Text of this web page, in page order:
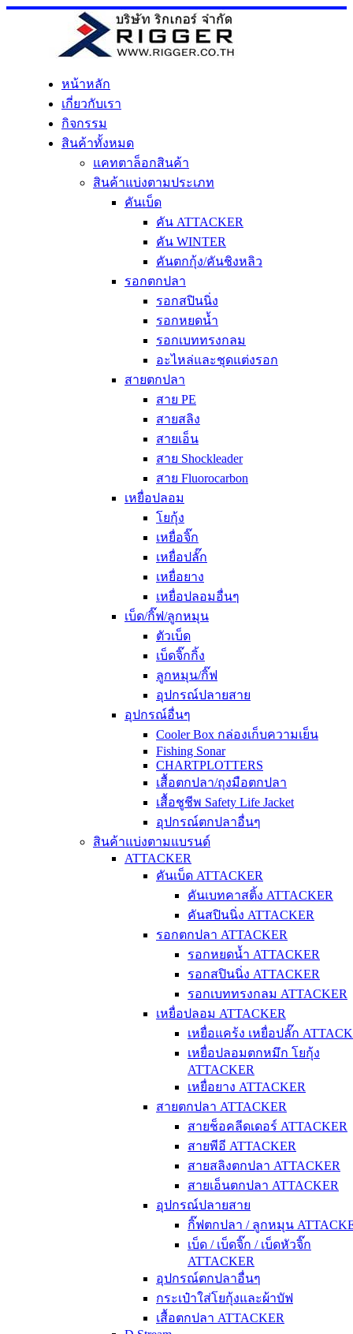
Skip
หน้าหลัก
เกี่ยวกับเรา
กิจกรรม
สินค้าทั้งหมด
แคทตาล็อกสินค้า
สินค้าแบ่งตามประเภท
คันเบ็ด
คัน ATTACKER
คัน WINTER
คันตกกุ้ง/คันชิงหลิว
รอกตกปลา
รอกสปินนิ่ง
รอกหยดน้ำ
รอกเบททรงกลม
อะไหล่และชุดแต่งรอก
สายตกปลา
สาย PE
สายสลิง
สายเอ็น
สาย Shockleader
สาย Fluorocarbon
เหยื่อปลอม
โยกุ้ง
เหยื่อจิ๊ก
เหยื่อปลั๊ก
เหยื่อยาง
เหยื่อปลอมอื่นๆ
เบ็ด/กิ๊ฟ/ลูกหมุน
ตัวเบ็ด
เบ็ดจิ๊กกิ้ง
ลูกหมุน/กิ๊ฟ
อุปกรณ์ปลายสาย
อุปกรณ์อื่นๆ
Cooler Box กล่องเก็บความเย็น
Fishing Sonar
CHARTPLOTTERS
เสื้อตกปลา/ถุงมือตกปลา
เสื้อชูชีพ Safety Life Jacket
อุปกรณ์ตกปลาอื่นๆ
สินค้าแบ่งตามแบรนด์
ATTACKER
คันเบ็ด ATTACKER
คันเบทคาสติ้ง ATTACKER
คันสปินนิ่ง ATTACKER
รอกตกปลา ATTACKER
รอกหยดน้ำ ATTACKER
รอกสปินนิ่ง ATTACKER
รอกเบททรงกลม ATTACKER
เหยื่อปลอม ATTACKER
เหยื่อแคร้ง เหยื่อปลั๊ก
เหยื่อปลอมตกหมึก โยกุ้ง
ATTACKER
เหยื่อยาง ATTACKER
สายตกปลา ATTACKER
สายช็อคลีดเดอร์ ATTACKER
สายพีอี ATTACKER
สายสลิงตกปลา ATTACKER
สายเอ็นตกปลา ATTACKER
อุปกรณ์ปลายสาย
กิ๊ฟตกปลา / ลูกหมุน
เบ็ด / เบ็ดจิ๊ก / เบ็ดหัวจิ๊ก
ATTACKER
อุปกรณ์ตกปลาอื่นๆ
กระเป๋าใส่โยกุ้งและผ้าบัฟ
เสื้อตกปลา ATTACKER